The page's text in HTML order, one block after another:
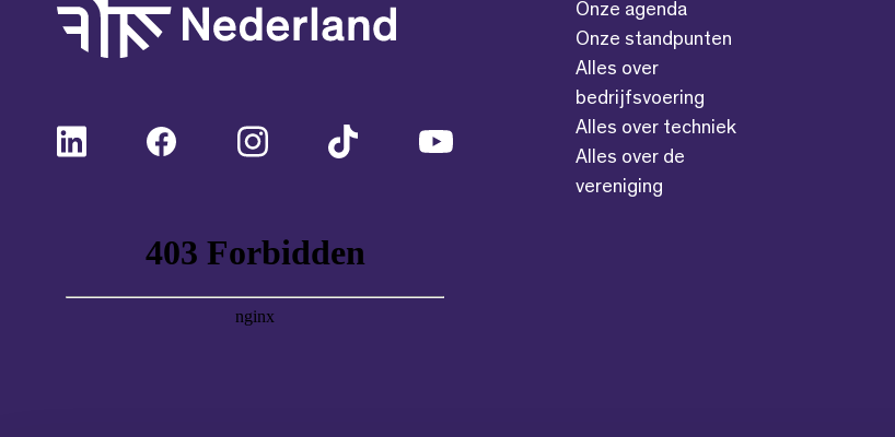
Onze agenda
Onze standpunten
Alles over
bedrijfsvoering
Alles over techniek
Alles over de
vereniging